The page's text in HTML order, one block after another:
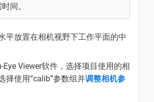
间。
平放置在相机视野下工作平面的中
Eye Viewer软件，选择项目使用的相
择使用“calib”参数组并调整相机参